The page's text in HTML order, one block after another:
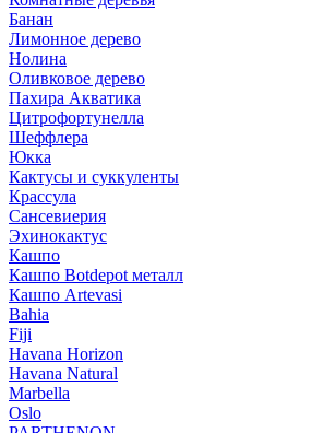
Банан
Лимонное дерево
Нолина
Оливковое дерево
Пахира Акватика
Цитрофортунелла
Шеффлера
Юкка
Кактусы и суккуленты
Крассула
Сансевиерия
Эхинокактус
Кашпо
Кашпо Botdepot металл
Кашпо Artevasi
Bahia
Fiji
Havana Horizon
Havana Natural
Marbella
Oslo